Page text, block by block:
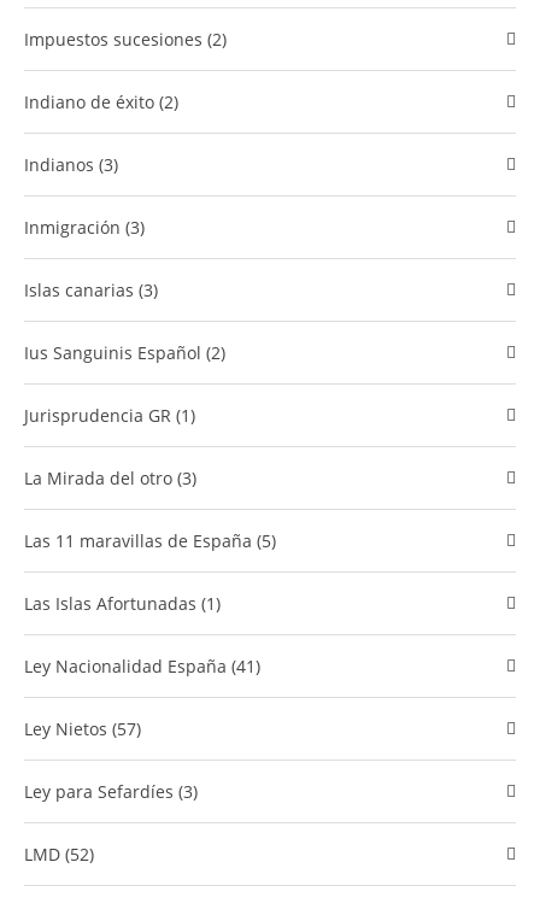
Impuestos sucesiones (2)
Indiano de éxito (2)
Indianos (3)
Inmigración (3)
islas canarias (3)
Ius Sanguinis Español (2)
Jurisprudencia GR (1)
La Mirada del otro (3)
Las 11 maravillas de España (5)
Las Islas Afortunadas (1)
Ley Nacionalidad España (41)
Ley Nietos (57)
Ley para Sefardíes (3)
LMD (52)